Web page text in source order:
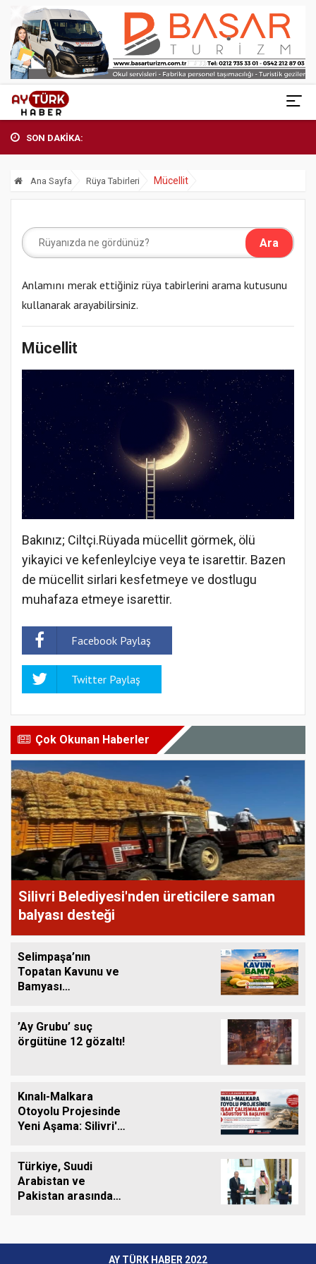
SON DAKİKA:
Ana Sayfa Rüya Tabirleri Mücellit
Anlamını merak ettiğiniz rüya tabirlerini arama kutusunu
kullanarak arayabilirsiniz.
Mücellit
Bakınız; Ciltçi.Rüyada mücellit görmek, ölü
yikayici ve kefenleylciye veya te isarettir. Bazen
de mücellit sirlari kesfetmeye ve dostlugu
muhafaza etmeye isarettir.
Facebook Paylaş
Twitter Paylaş
Çok Okunan Haberler
Silivri Belediyesi'nden üreticilere saman
balyası desteği
Selimpaşa’nın
Topatan Kavunu ve
Bamyası
’Ay Grubu’ suç
örgütüne 12 gözaltı!
Kınalı-Malkara
Otoyolu Projesinde
Yeni Aşama: Silivri'yi
Ağustos'ta Başlıyor
Türkiye, Suudi
Arabistan ve
Pakistan arasında
AY TÜRK HABER 2022